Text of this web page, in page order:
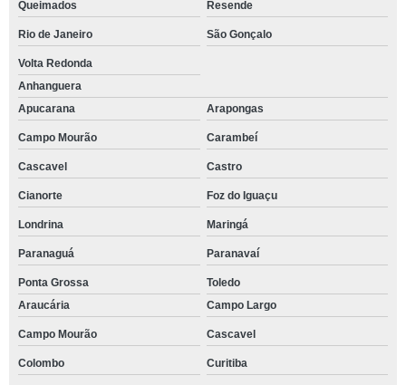
Queimados Resende
Rio de Janeiro São Gonçalo
Volta Redonda
Anhanguera
Apucarana
Arapongas
Campo Mourão Carambeí
Cascavel Castro
Cianorte Foz do Iguaçu
Londrina Maringá
Paranaguá Paranavaí
Ponta Grossa
Toledo
Araucária
Campo Largo
Campo Mourão Cascavel
Colombo Curitiba